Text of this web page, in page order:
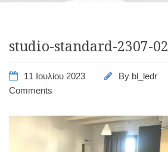
studio-standard-2307-02
11 Ιουλίου 2023 By bl_ledr
Comments